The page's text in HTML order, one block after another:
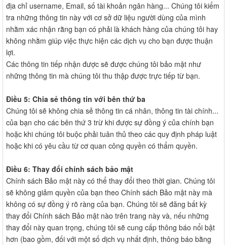
địa chỉ username, Email, số tài khoản ngân hàng... Chúng tôi kiểm
tra những thông tin này với cơ sở dữ liệu người dùng của mình
nhằm xác nhận rằng bạn có phải là khách hàng của chúng tôi hay
không nhằm giúp việc thực hiện các dịch vụ cho bạn được thuận
lợi.
Các thông tin tiếp nhận được sẽ được chúng tôi bảo mật như
những thông tin mà chúng tôi thu thập được trực tiếp từ bạn.
Điều 5: Chia sẻ thông tin với bên thứ ba
Chúng tôi sẽ không chia sẻ thông tin cá nhân, thông tin tài chính...
của bạn cho các bên thứ 3 trừ khi được sự đồng ý của chính bạn
hoặc khi chúng tôi buộc phải tuân thủ theo các quy định pháp luật
hoặc khi có yêu cầu từ cơ quan công quyền có thẩm quyền.
Điều 6: Thay đổi chính sách bảo mật
Chính sách Bảo mật này có thể thay đổi theo thời gian. Chúng tôi
sẽ không giảm quyền của bạn theo Chính sách Bảo mật này mà
không có sự đồng ý rõ ràng của bạn. Chúng tôi sẽ đăng bất kỳ
thay đổi Chính sách Bảo mật nào trên trang này và, nếu những
thay đổi này quan trọng, chúng tôi sẽ cung cấp thông báo nổi bật
hơn (bao gồm, đối với một số dịch vụ nhất định, thông báo bằng